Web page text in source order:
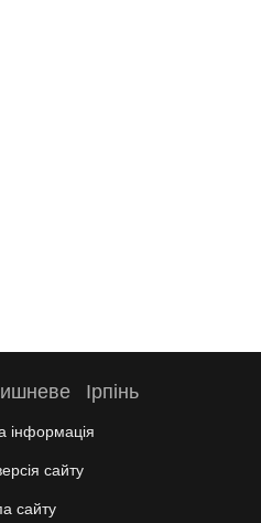
Ірпінь
інформація
сайту
сайту